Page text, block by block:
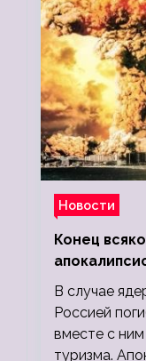
Новости
Конец
миллионов,
людей
В случае
Россией
вместе с ним
туризма.